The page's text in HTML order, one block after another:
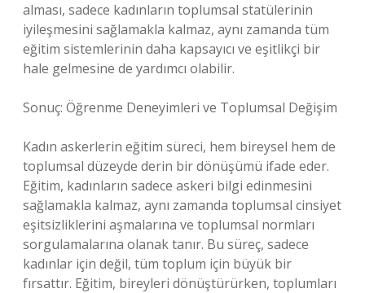
alması, sadece kadınların toplumsal statülerinin
iyileşmesini sağlamakla kalmaz, aynı zamanda tüm
eğitim sistemlerinin daha kapsayıcı ve eşitlikçi bir
hale gelmesine de yardımcı olabilir.
Sonuç: Öğrenme Deneyimleri ve Toplumsal Değişim
Kadın askerlerin eğitim süreci, hem bireysel hem de
toplumsal düzeyde derin bir dönüşümü ifade eder.
Eğitim, kadınların sadece askeri bilgi edinmesini
sağlamakla kalmaz, aynı zamanda toplumsal cinsiyet
eşitsizliklerini aşmalarına ve toplumsal normları
sorgulamalarına olanak tanır. Bu süreç, sadece
kadınlar için değil, tüm toplum için büyük bir
fırsattır. Eğitim, bireyleri dönüştürürken, toplumları